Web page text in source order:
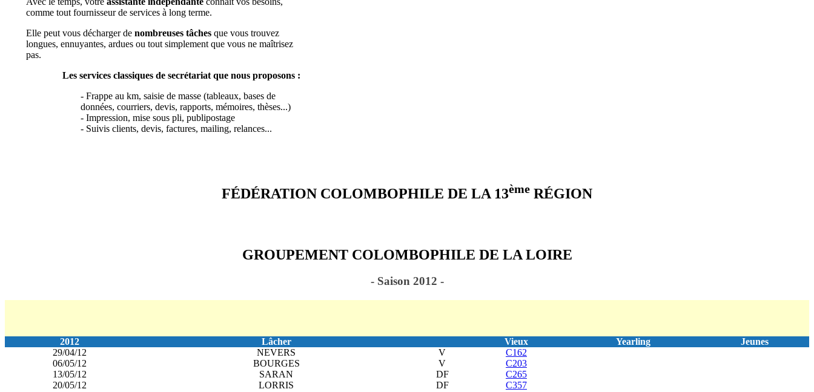
comme tout fournisseur de services à long terme.
Elle peut vous décharger de nombreuses tâches que vous trouvez
longues, ennuyantes, ardues ou tout simplement que vous ne maîtrisez
pas.
Les services classiques de secrétariat que nous proposons :
- Frappe au km, saisie de masse (tableaux, bases de
données, courriers, devis, rapports, mémoires, thèses...)
- Impression, mise sous pli, publipostage
- Suivis clients, devis, factures, mailing, relances...
FÉDÉRATION COLOMBOPHILE DE LA 13ème RÉGION
GROUPEMENT COLOMBOPHILE DE LA LOIRE
- Saison 2012 -
2012 Lâcher Vieux Yearling
Jeunes
29/04/12
NEVERS V
C162
06/05/12
BOURGES V
C203
13/05/12
SARAN DF
C265
20/05/12
LORRIS DF
C357